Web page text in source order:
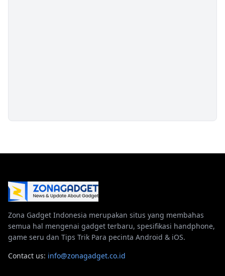
Zona Gadget Indonesia merupakan situs yang membahas
semua hal mengenai gadget terbaru, spesifikasi handphone,
game seru dan Tips Trik Para pecinta Android & iOS.
Contact us: info@zonagadget.co.id